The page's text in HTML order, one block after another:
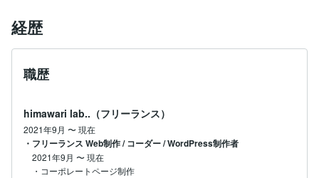
経歴
職歴
himawari lab..（フリーランス）
2021年9月 〜現在
・フリーランス Web制作 / コーダー / WordPress制作者
2021年9月 〜現在
・コーポレートページ制作